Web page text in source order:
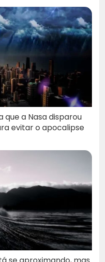
que a Nasa disparou
evitar o apocalipse